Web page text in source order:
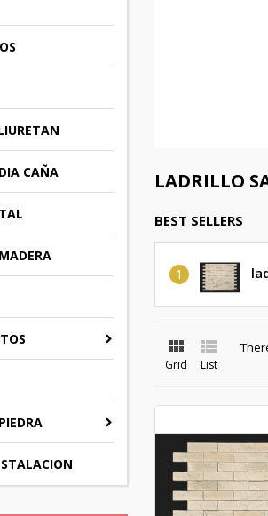
CAÑA LADRILLO
BEST SELLERS

Grid

List
My
Wishlist name
Sign in
You need to